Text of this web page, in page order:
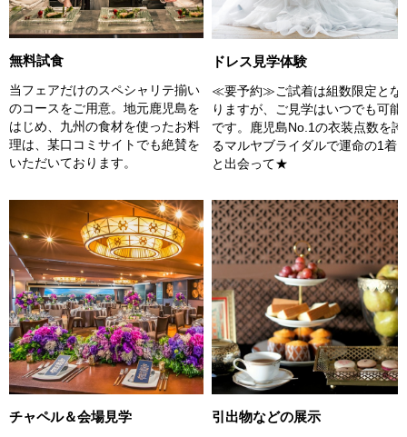
無料試食
当フェアだけのスペシャリテ揃い
のコースをご用意。地元鹿児島を
はじめ、九州の食材を使ったお料
理は、某口コミサイトでも絶賛を
いただいております。
ドレス見学体験
≪要予約≫ご試着は組数限定とな
りますが、ご見学はいつでも可能
です。鹿児島No.1の衣装点数を誇
るマルヤブライダルで運命の1着
と出会って★
チャペル＆会場見学 引出物などの展示